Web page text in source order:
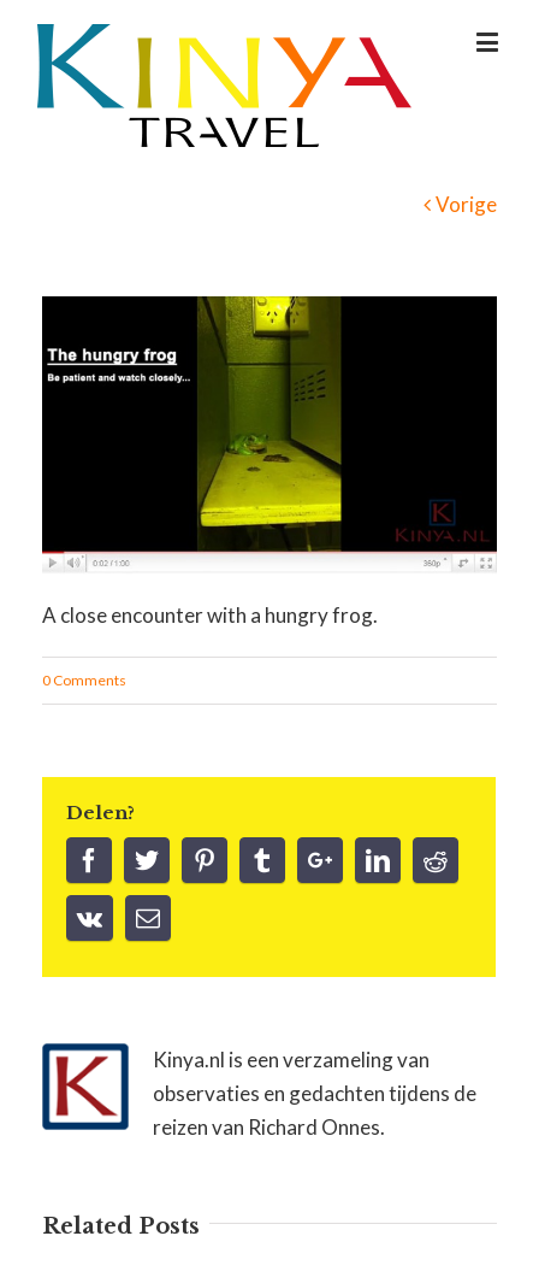
Vorige
A close encounter with a hungry frog.
0 Comments
Delen?
Kinya.nl is een verzameling van
observaties en gedachten tijdens de
reizen van Richard Onnes.
Related Posts